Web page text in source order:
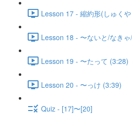
Lesson 17 - 縮約形(しゅく
Lesson 18 - 〜ないと/なき
Lesson 19 - 〜たって (3:28)
Lesson 20 - 〜っけ (3:39)
Quiz - [17]〜[20]